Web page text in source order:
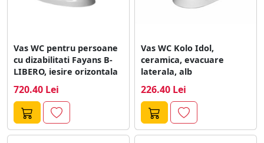
Vas WC pentru persoane
cu dizabilitati Fayans B-
LIBERO, iesire orizontala
720.40 Lei
Vas WC Kolo Idol,
ceramica, evacuare
laterala, alb
226.40 Lei